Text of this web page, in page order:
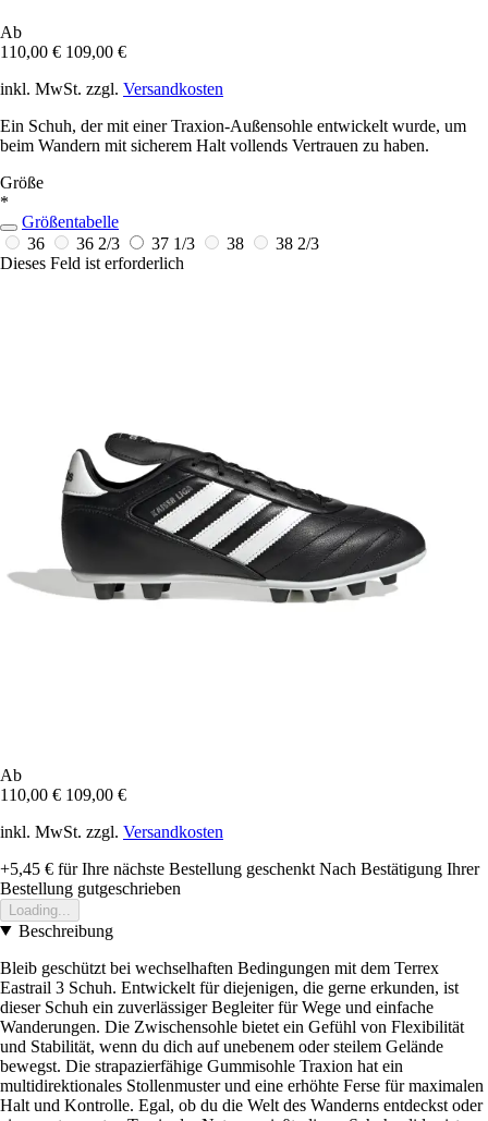
Ab
110,00 € 109,00 €
inkl. MwSt. zzgl. Versandkosten
Ein Schuh, der mit einer Traxion-Außensohle entwickelt wurde, um
beim Wandern mit sicherem Halt vollends Vertrauen zu haben.
Größe
*
Größentabelle
36
36 2/3 37 1/3 38
38 2/3
Dieses Feld ist erforderlich
Ab
110,00 € 109,00 €
inkl. MwSt. zzgl. Versandkosten
+5,45 € für Ihre nächste Bestellung geschenkt Nach Bestätigung Ihrer
Bestellung gutgeschrieben
Loading...
Beschreibung
Bleib geschützt bei wechselhaften Bedingungen mit dem Terrex
Eastrail 3 Schuh. Entwickelt für diejenigen, die gerne erkunden, ist
dieser Schuh ein zuverlässiger Begleiter für Wege und einfache
Wanderungen. Die Zwischensohle bietet ein Gefühl von Flexibilität
und Stabilität, wenn du dich auf unebenem oder steilem Gelände
bewegst. Die strapazierfähige Gummisohle Traxion hat ein
multidirektionales Stollenmuster und eine erhöhte Ferse für maximalen
Halt und Kontrolle. Egal, ob du die Welt des Wanderns entdeckst oder